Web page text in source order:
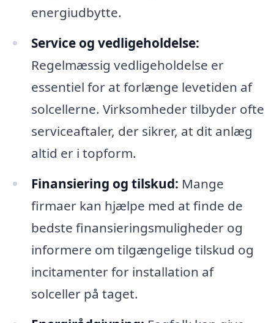
energiudbytte.
Service og vedligeholdelse:
Regelmæssig vedligeholdelse er
essentiel for at forlænge levetiden af
solcellerne. Virksomheder tilbyder ofte
serviceaftaler, der sikrer, at dit anlæg
altid er i topform.
Finansiering og tilskud: Mange
firmaer kan hjælpe med at finde de
bedste finansieringsmuligheder og
informere om tilgængelige tilskud og
incitamenter for installation af
solceller på taget.